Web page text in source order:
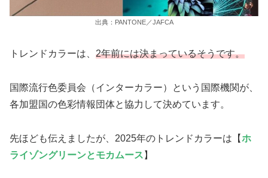
出典：PANTONE／JAFCA
トレンドカラーは、 2年前には決まっているそうです。
国際流行色委員会（インターカラー）という国際機関が、
各加盟国の色彩情報団体と協力して決めています。
先ほども伝えましたが、2025年のトレンドカラーは【ホ
ライゾングリーンとモカムース 】